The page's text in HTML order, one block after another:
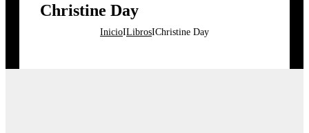
Christine Day
InicioILibrosIChristine Day